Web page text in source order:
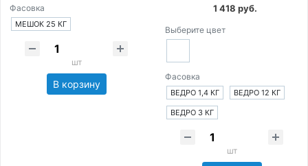
Фасовка
МЕШОК 25 КГ
шт
В корзину
1 418 руб.
Выберите цвет
Фасовка
ВЕДРО 1,4 КГ ВЕДРО 12 КГ
ВЕДРО 3 КГ
шт